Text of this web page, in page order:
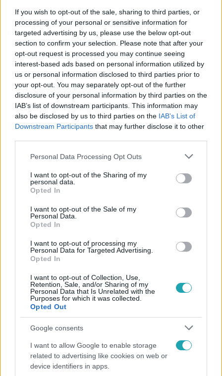
If you wish to opt-out of the sale, sharing to third parties, or
processing of your personal or sensitive information for
targeted advertising by us, please use the below opt-out
section to confirm your selection. Please note that after your
opt-out request is processed you may continue seeing
interest-based ads based on personal information utilized by
us or personal information disclosed to third parties prior to
your opt-out. You may separately opt-out of the further
disclosure of your personal information by third parties on the
IAB’s list of downstream participants. This information may
also be disclosed by us to third parties on the IAB’s List of
Downstream Participants that may further disclose it to other
Please note that this website/app uses one or more Google
not limited to your visit or usage behaviour. You may click to
grant or deny consent to Google and its third-party tags to
use your data for below specified purposes in below Google
consent section.
Personal Data Processing Opt Outs
I want to opt-out of the Sharing of my
personal data.
Opted In
I want to opt-out of the Sale of my
Personal Data.
Opted In
I want to opt-out of processing my
Personal Data for Targeted Advertising.
Opted In
I want to opt-out of Collection, Use,
Retention, Sale, and/or Sharing of my
Personal Data that Is Unrelated with the
Purposes for which it was collected.
Opted Out
Google consents
I want to allow Google to enable storage
related to advertising like cookies on web or
device identifiers in apps.
Követem
#KÜLFÖLD #SZUDÁN #MAGYAR
#SZIJJÁRTÓ PÉTER #EVAKUÁCIÓ
Népszerű
Kultúra
Hosszú Katinka a dokumentumfilmjében Shane
Tusupról: A medencében minden működött